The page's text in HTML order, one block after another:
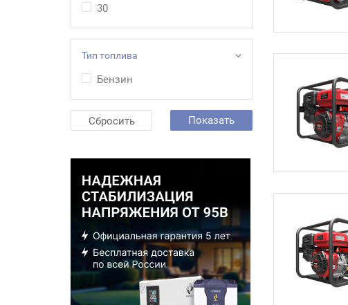
30
Тип топлива
Бензин
Сбросить Показать